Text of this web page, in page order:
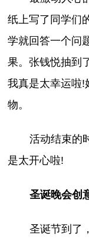
纸上写了同学们
学就回答一个问
果。张钱悦抽到
我真是太幸运啦!
物。
活动结束的
是太开心啦!
圣诞晚会创
圣诞节到了